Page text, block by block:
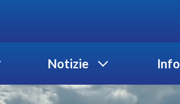
Notizie Info